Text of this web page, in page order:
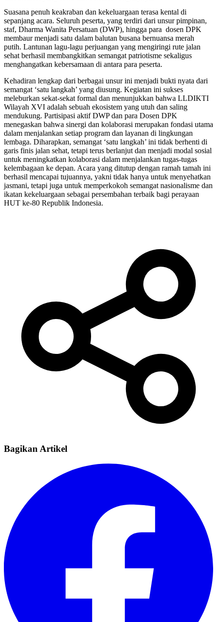
Suasana penuh keakraban dan kekeluargaan terasa kental di
sepanjang acara. Seluruh peserta, yang terdiri dari unsur pimpinan,
staf, Dharma Wanita Persatuan (DWP), hingga para dosen DPK
membaur menjadi satu dalam balutan busana bernuansa merah
putih. Lantunan lagu-lagu perjuangan yang mengiringi rute jalan
sehat berhasil membangkitkan semangat patriotisme sekaligus
menghangatkan kebersamaan di antara para peserta.
Kehadiran lengkap dari berbagai unsur ini menjadi bukti nyata dari
semangat ‘satu langkah’ yang diusung. Kegiatan ini sukses
meleburkan sekat-sekat formal dan menunjukkan bahwa LLDIKTI
Wilayah XVI adalah sebuah ekosistem yang utuh dan saling
mendukung. Partisipasi aktif DWP dan para Dosen DPK
menegaskan bahwa sinergi dan kolaborasi merupakan fondasi utama
dalam menjalankan setiap program dan layanan di lingkungan
lembaga. Diharapkan, semangat ‘satu langkah’ ini tidak berhenti di
garis finis jalan sehat, tetapi terus berlanjut dan menjadi modal sosial
untuk meningkatkan kolaborasi dalam menjalankan tugas-tugas
kelembagaan ke depan. Acara yang ditutup dengan ramah tamah ini
berhasil mencapai tujuannya, yakni tidak hanya untuk menyehatkan
jasmani, tetapi juga untuk memperkokoh semangat nasionalisme dan
ikatan kekeluargaan sebagai persembahan terbaik bagi perayaan
HUT ke-80 Republik Indonesia.
Bagikan Artikel